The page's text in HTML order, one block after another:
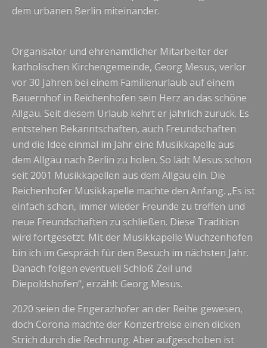
dem urbanen Berlin miteinander.
Organisator und ehrenamtlicher Mitarbeiter der
katholischen Kirchengemeinde, Georg Mesus, verlor
vor 30 Jahren bei einem Familienurlaub auf einem
Bauernhof in Reichenhofen sein Herz an das schöne
Allgäu. Seit diesem Urlaub kehrt er jährlich zurück. Es
entstehen Bekanntschaften, auch Freundschaften
und die Idee einmal im Jahr eine Musikkapelle aus
dem Allgäu nach Berlin zu holen. So lädt Mesus schon
seit 2001 Musikkapellen aus dem Allgäu ein. Die
Reichenhofer Musikkapelle machte den Anfang. „Es ist
einfach schön, immer wieder Freunde zu treffen und
neue Freundschaften zu schließen. Diese Tradition
wird fortgesetzt. Mit der Musikkapelle Wuchzenhofen
bin ich im Gespräch für den Besuch im nächsten Jahr.
Danach folgen eventuell Schloß Zeil und
Diepoldshofen“, erzählt Georg Mesus.
2020 seien die Engerazhofer an der Reihe gewesen,
doch Corona machte der Konzertreise einen dicken
Strich durch die Rechnung. Aber aufgeschoben ist